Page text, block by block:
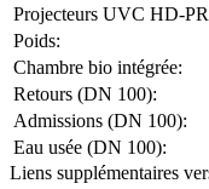
Projecteurs UVC HD-
Poids:
Chambre bio intégrée:
Retours (DN 100):
Admissions (DN 100):
Eau usée (DN 100):
Liens supplémentaires